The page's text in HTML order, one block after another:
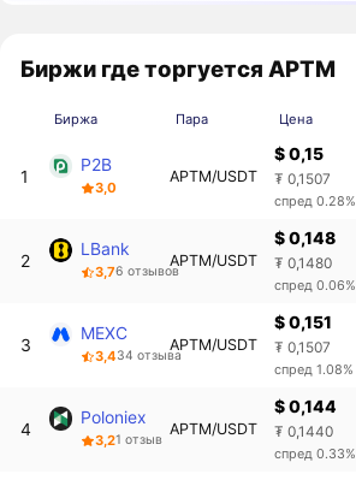
Биржи где торгуется APTM
Биржа Пара Цена
1
P2B
3,0
APTM/USDT
$ 0,15
₮ 0,1507
спред 0.28%
2
LBank
3,76 отзывов
APTM/USDT
$ 0,148
₮ 0,1480
спред 0.06%
3
MEXC
3,434 отзыва
APTM/USDT
$ 0,151
₮ 0,1507
спред 1.08%
4
Poloniex
3,21 отзыв
APTM/USDT
$ 0,144
₮ 0,1440
спред 0.33%